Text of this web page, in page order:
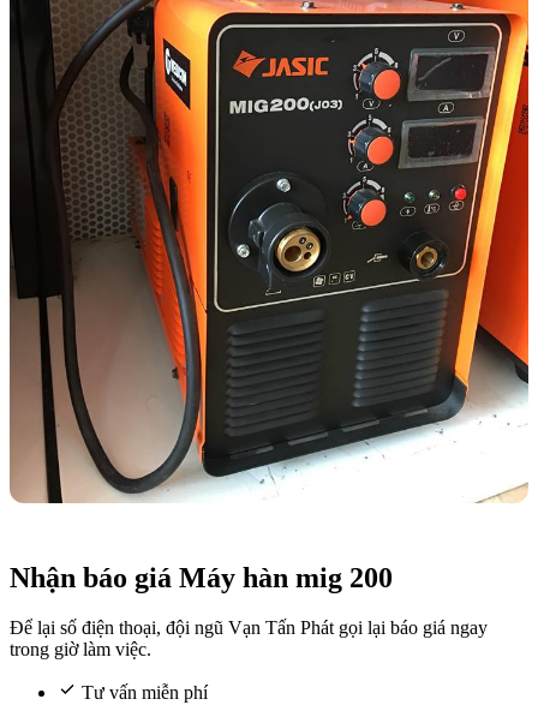
Nhận báo giá Máy hàn mig 200
Để lại số điện thoại, đội ngũ Vạn Tấn Phát gọi lại báo giá ngay
trong giờ làm việc.
Tư vấn miễn phí